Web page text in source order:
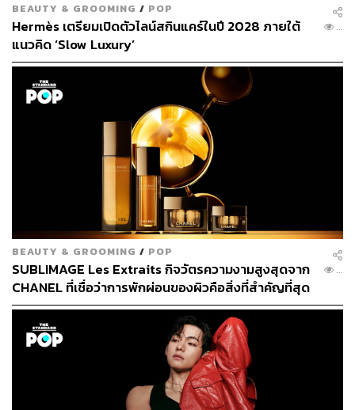
แบรนด์นี้ใช้บรรจุภัณฑ์พลาสติกรีไซเคิลจากขวดพลาสติก
PET เพื่อลดการสร้างขยะใส่ใจทุกขั้นตอนของบรรจุภัณฑ์
ตั้งแต่กล่องไปจนถึงฝาปิด
แบรนด์บริจาคให้กับโครงการอนุรักษ์ป่าแอมะซอน, มูลนิธิ
Great Barrier Reef และล่าสุดเป็นสมาชิกของ 1% for the
Planet โดยจะบริจาคอย่างน้อย 1% ของยอดขายต่อปีเพื่อ
สนับสนุนโครงการอนุรักษ์สิ่งแวดล้อมทั่วโลก
BEAUTY & GROOMING / POP
Hermès เตรียมเปิดตัวไลน์สกินแคร์ในปี 2028 ภายใต้
แนวคิด ‘Slow Luxury’
...
BEAUTY & GROOMING / POP
SUBLIMAGE Les Extraits กิจวัตรความงามสูงสุดจาก
CHANEL ที่เชื่อว่าการพักผ่อนของผิวคือสิ่งที่สำคัญที่สุด
...